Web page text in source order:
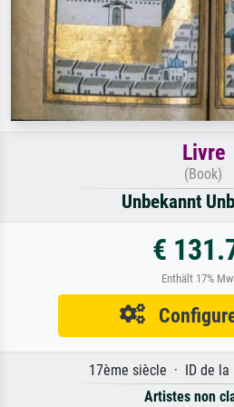
Livre
(Book)
Unbekannt
€
Enthält 17%
17ème siècle · ID de la
Artistes non